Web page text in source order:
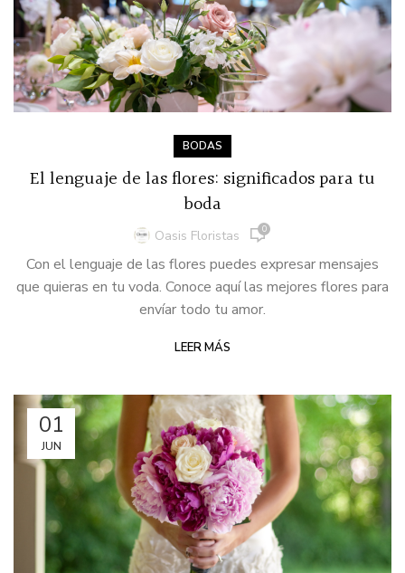
BODAS
El lenguaje de las flores: significados para tu
boda
Oasis Floristas 0
Con el lenguaje de las flores puedes expresar mensajes
que quieras en tu voda. Conoce aquí las mejores flores para
envíar todo tu amor.
LEER MÁS
01
JUN